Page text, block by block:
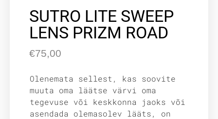
SUTRO LITE SWEEP
LENS PRIZM ROAD
€75,00
Olenemata sellest, kas soovite
muuta oma läätse värvi oma
tegevuse või keskkonna jaoks või
asendada olemasolev lääts, on